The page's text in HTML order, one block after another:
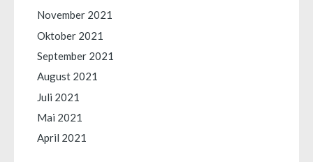
November 2021
Oktober 2021
September 2021
August 2021
Juli 2021
Mai 2021
April 2021